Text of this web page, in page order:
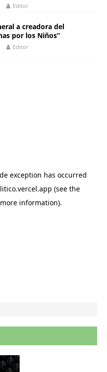
Editor
a creadora del
por los Niños”
Editor